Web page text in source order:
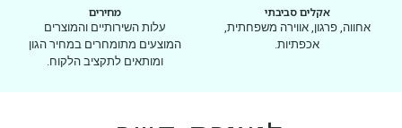
אקלים סביבתי
אחווה, פרגון, אווירה משפחתית,
אכפתיות.
מחירים
עלות השירותיים והמוצרים
המוצעים מתומחרים במחיר הגון
ומותאים לתקציב הלקוח.